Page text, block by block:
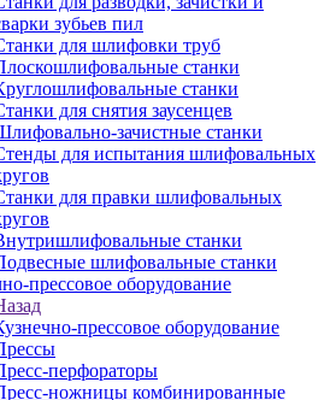
зубьев пил
для шлифовки труб
станки
станки
для снятия заусенцев
зачистные станки
для испытания шлифовальных
для правки шлифовальных
станки
шлифовальные станки
прессовое оборудование
прессовое оборудование
перфораторы
ножницы комбинированные